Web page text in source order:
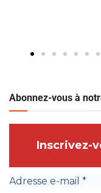
Abonnez-vous à
Inscrivez-